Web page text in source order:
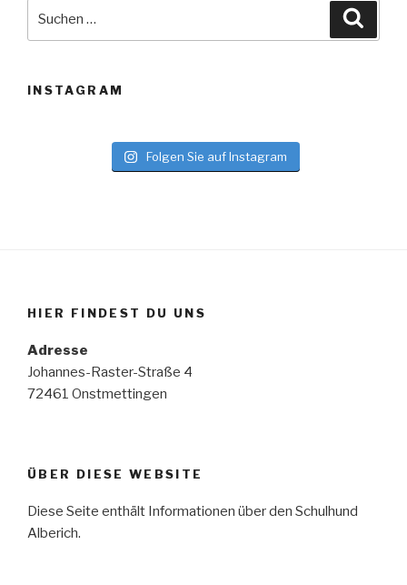
INSTAGRAM
Folgen Sie auf Instagram
HIER FINDEST DU UNS
Adresse
Johannes-Raster-Straße 4
72461 Onstmettingen
ÜBER DIESE WEBSITE
Diese Seite enthält Informationen über den Schulhund
Alberich.